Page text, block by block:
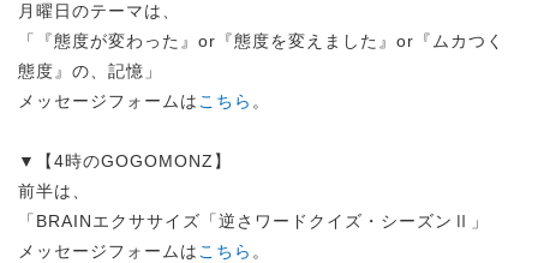
月曜日のテーマは、
「『態度が変わった』or『態度を変えました』or『ムカつく
態度』の、記憶」
メッセージフォームはこちら 。
▼【4時のGOGOMONZ】
前半は、
「BRAINエクササイズ「逆さワードクイズ・シーズンⅡ」
メッセージフォームはこちら 。